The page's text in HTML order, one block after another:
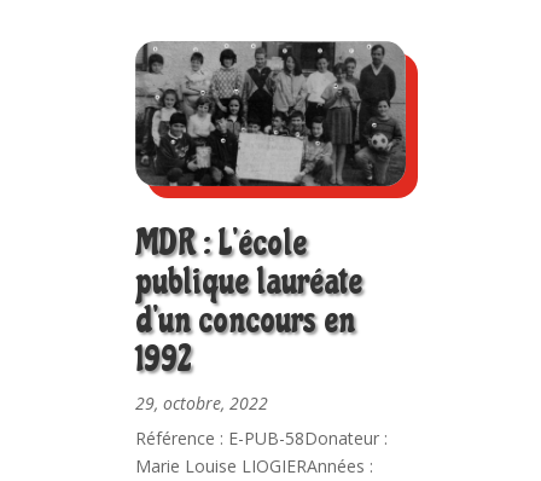
MDR : L’école
publique lauréate
d’un concours en
1992
29, octobre, 2022
Référence : E-PUB-58Donateur :
Marie Louise LIOGIERAnnées :